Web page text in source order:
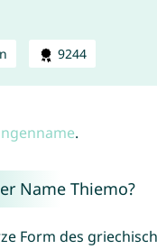
9244
.
Name Thiemo?
Form des